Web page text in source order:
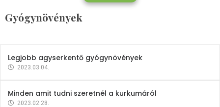
Gyógynövények
Mindent a petrezselyemről
2023.12.21.
Legjobb agyserkentő gyógynövények
2023.03.04.
Minden amit tudni szeretnél a kurkumáról
2023.02.28.